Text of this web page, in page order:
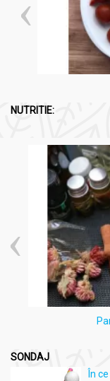
NUTRITIE:
SONDAJ
În